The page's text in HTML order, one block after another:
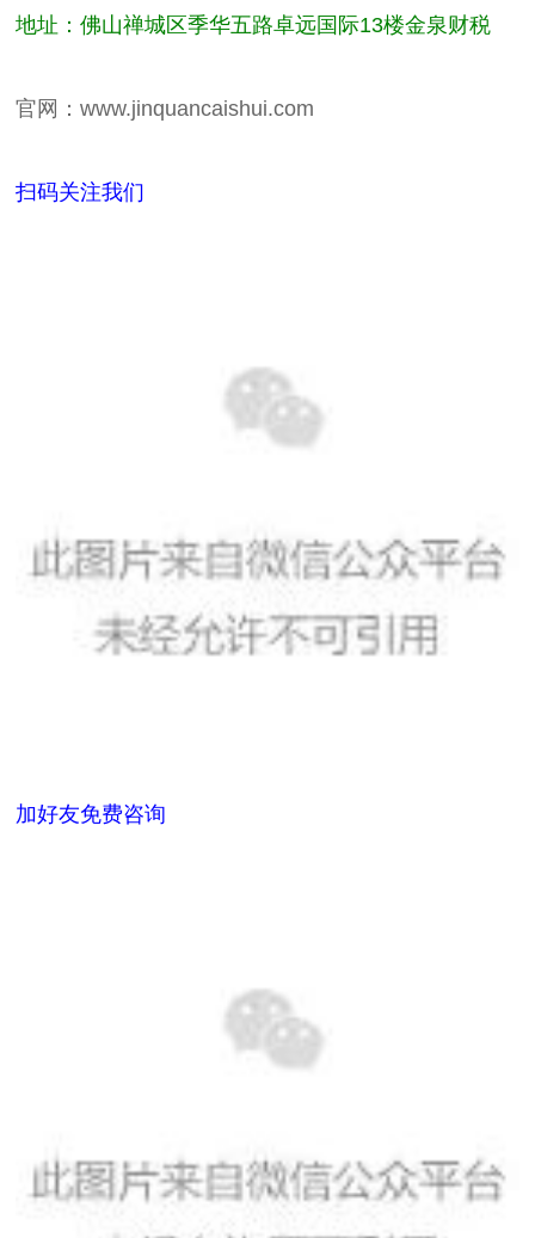
地址：佛山禅城区季华五路卓远国际13楼金泉财税
官网：www.jinquancaishui.com
扫码关注我们
加好友免费咨询